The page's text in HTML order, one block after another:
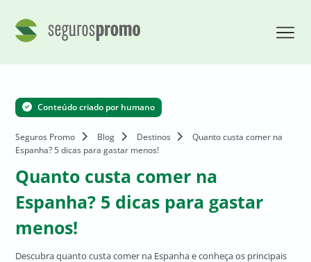
Conteúdo criado por humano
Seguros Promo Blog Destinos
Quanto custa comer na
Espanha? 5 dicas para gastar menos!
Quanto custa comer na
Espanha? 5 dicas para gastar
menos!
Descubra quanto custa comer na Espanha e conheça os principais